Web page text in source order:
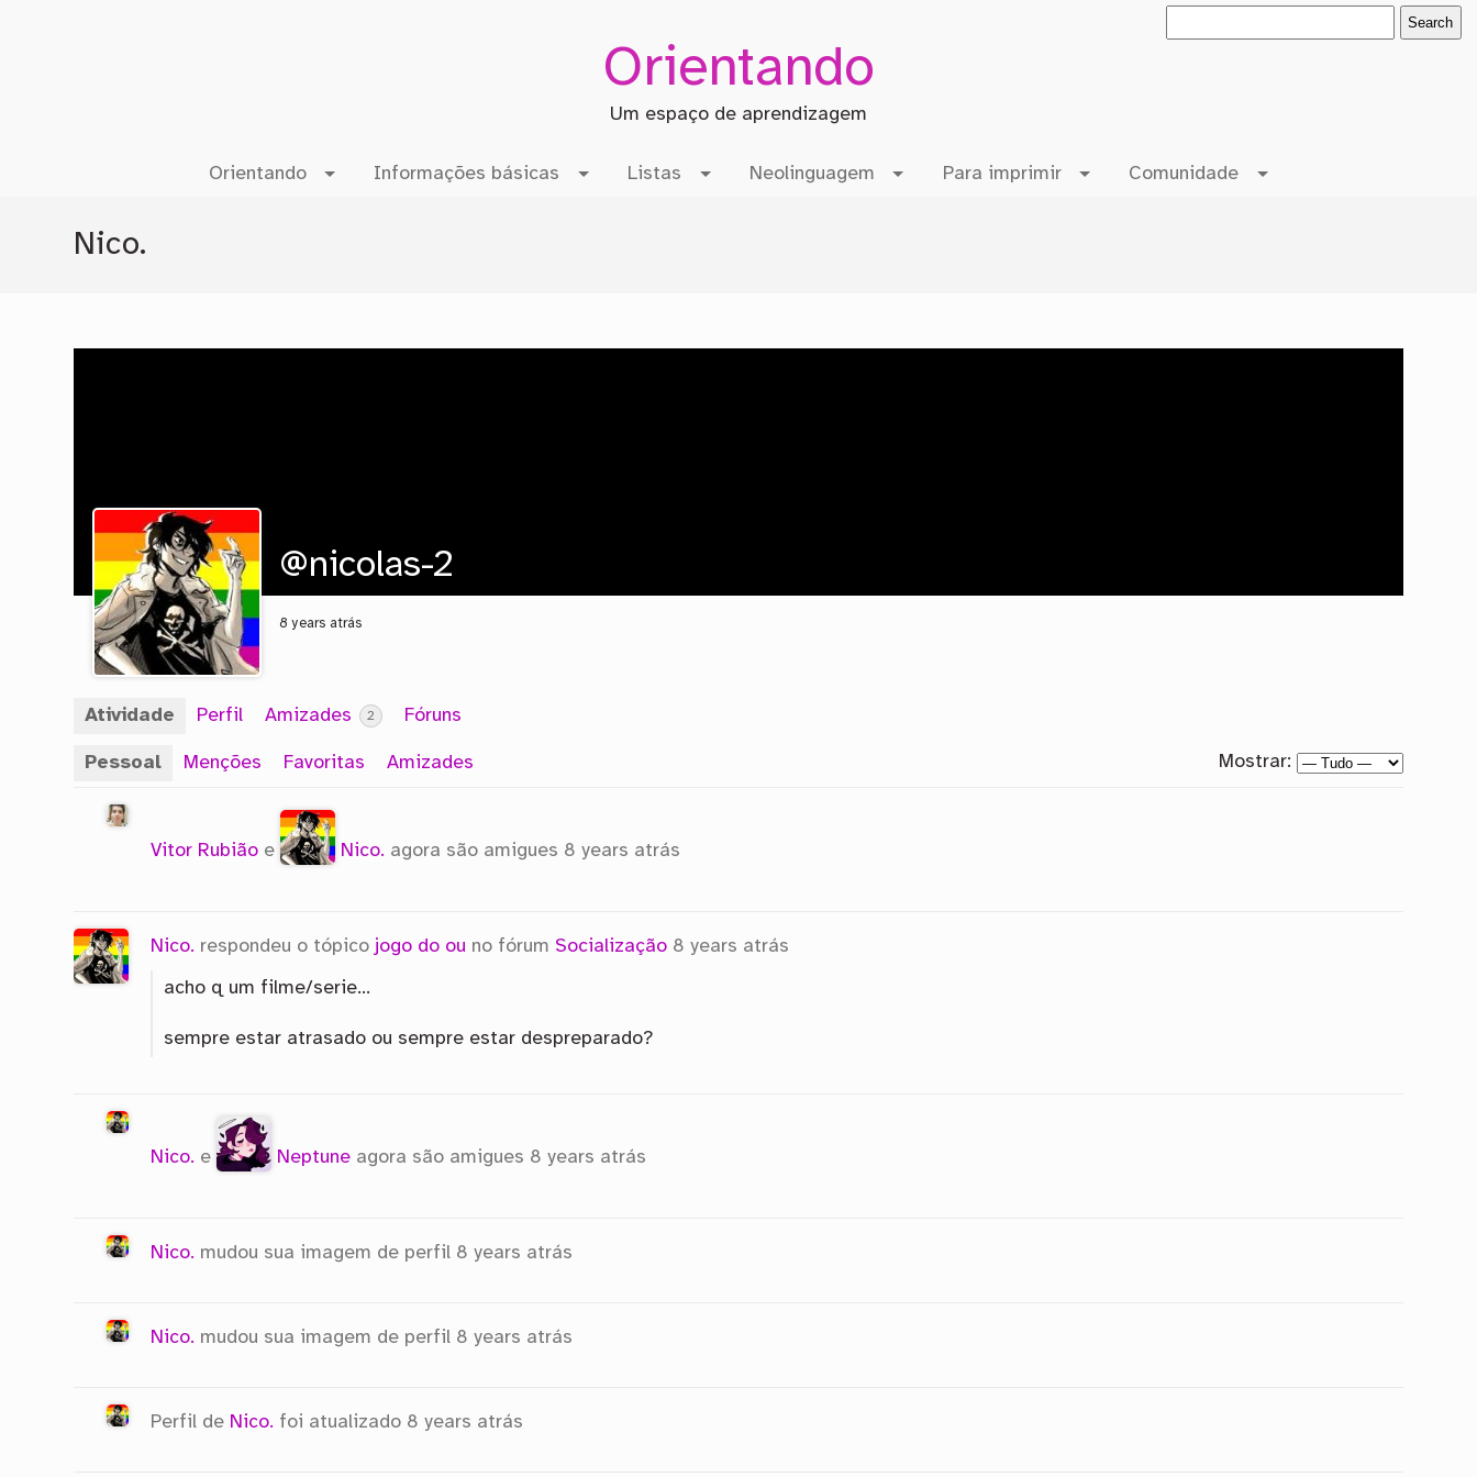
Orientando
Um espaço de aprendizagem
Orientando Informações básicas Listas Neolinguagem Para imprimir Comunidade
Nico.
@nicolas-2
8 years atrás
Atividade Perfil Amizades 2 Fóruns
Pessoal Menções Favoritas Amizades Mostrar:
Vitor Rubião e Nico. agora são amigues 8 years atrás
Nico. respondeu o tópico jogo do ou no fórum Socialização 8 years atrás
acho q um filme/serie…
sempre estar atrasado ou sempre estar despreparado?
Nico. e Neptune agora são amigues 8 years atrás
Nico. mudou sua imagem de perfil 8 years atrás
Nico. mudou sua imagem de perfil 8 years atrás
Perfil de Nico. foi atualizado 8 years atrás